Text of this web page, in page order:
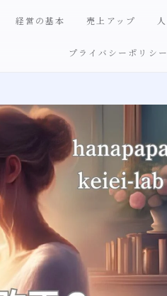
経営の基本 売上アップ
プライバシーポリシ